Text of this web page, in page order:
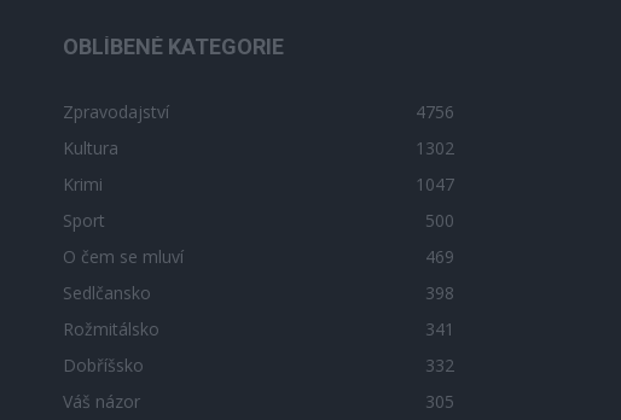
OBLÍBENÉ KATEGORIE
Zpravodajství
4756
Kultura
1302
Krimi
1047
Sport
500
O čem se mluví
469
Sedlčansko
398
Rožmitálsko
341
Dobříšsko
332
Váš názor
305